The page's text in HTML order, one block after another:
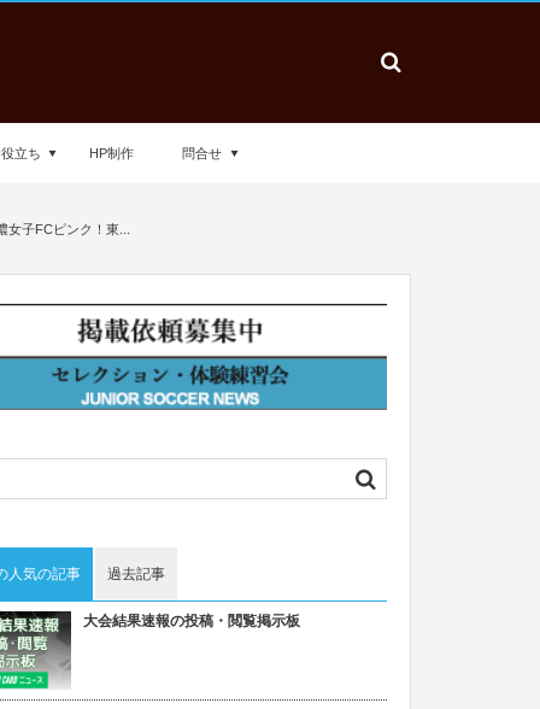
立ち HP制作 問合せ
子FCピンク！東...
人気の記事 過去記事
大会結果速報の投稿・閲覧掲示板